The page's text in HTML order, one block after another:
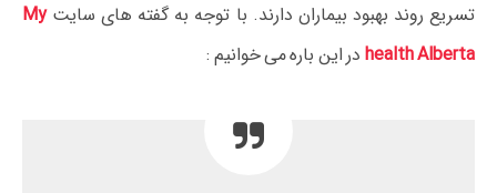
تسریع روند بهبود بیماران دارند. با توجه به گفته های سایتMy
health Alberta در این باره می خوانیم :